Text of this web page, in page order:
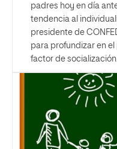
padres hoy en día
tendencia al
presidente de
para profundizar en
factor de socialización.